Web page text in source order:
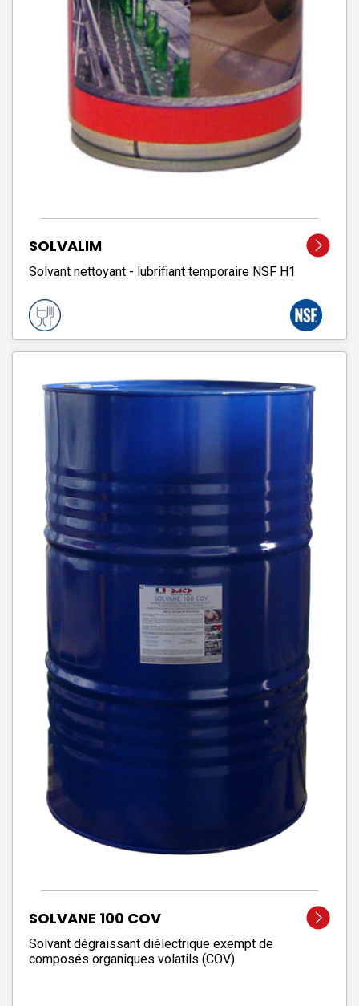
SOLVALIM
Solvant nettoyant - lubrifiant temporaire NSF H1
SOLVANE 100 COV
Solvant dégraissant diélectrique exempt de
composés organiques volatils (COV)